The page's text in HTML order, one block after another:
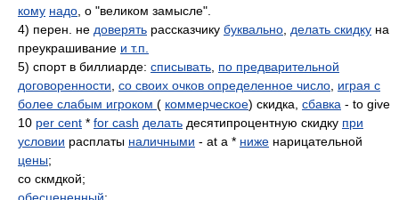
кому надо , о "великом замысле".
4) перен. не доверять рассказчику буквально делать скидку на
преукрашивание и т.п.
5) спорт в биллиарде: списывать по предварительной
договоренности со своих очков определенное число играя с
более слабым игроком ( коммерческое) скидка, сбавка - to give
10 per cent * for cash делать десятипроцентную скидку при
условии расплаты наличными - at a * ниже нарицательной
цены;
со скмдкой;
обесцененный;